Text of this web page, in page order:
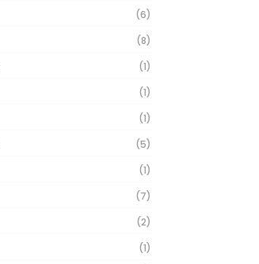
(6)
(8)
(1)
(1)
(1)
(5)
(1)
(7)
(2)
(1)